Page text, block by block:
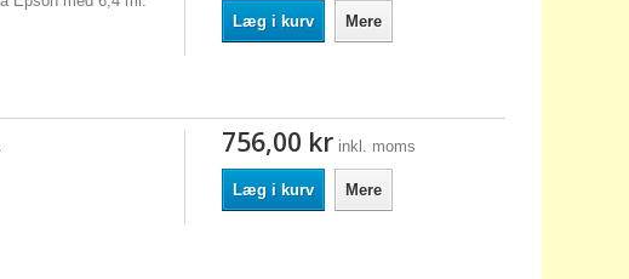
Læg i kurv Mere
756,00 kr inkl. moms
Læg i kurv Mere